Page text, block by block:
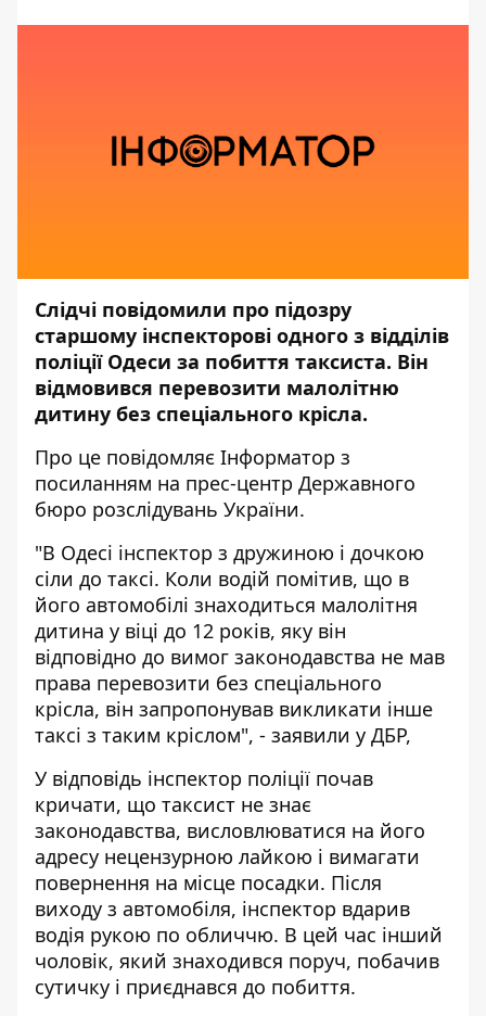
Слідчі повідомили про підозру
старшому інспекторові одного з відділів
поліції Одеси за побиття таксиста. Він
відмовився перевозити малолітню
дитину без спеціального крісла.
Про це повідомляє Інформатор з
посиланням на прес-центр Державного
бюро розслідувань України.
"В Одесі інспектор з дружиною і дочкою
сіли до таксі. Коли водій помітив, що в
його автомобілі знаходиться малолітня
дитина у віці до 12 років, яку він
відповідно до вимог законодавства не мав
права перевозити без спеціального
крісла, він запропонував викликати інше
таксі з таким кріслом", - заявили у ДБР,
У відповідь інспектор поліції почав
кричати, що таксист не знає
законодавства, висловлюватися на його
адресу нецензурною лайкою і вимагати
повернення на місце посадки. Після
виходу з автомобіля, інспектор вдарив
водія рукою по обличчю. В цей час інший
чоловік, який знаходився поруч, побачив
сутичку і приєднався до побиття.